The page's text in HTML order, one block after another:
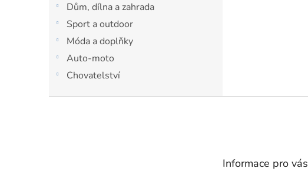
Dům, dílna a zahrada
Sport a outdoor
Móda a doplňky
Auto-moto
Chovatelství
Informace pro vás